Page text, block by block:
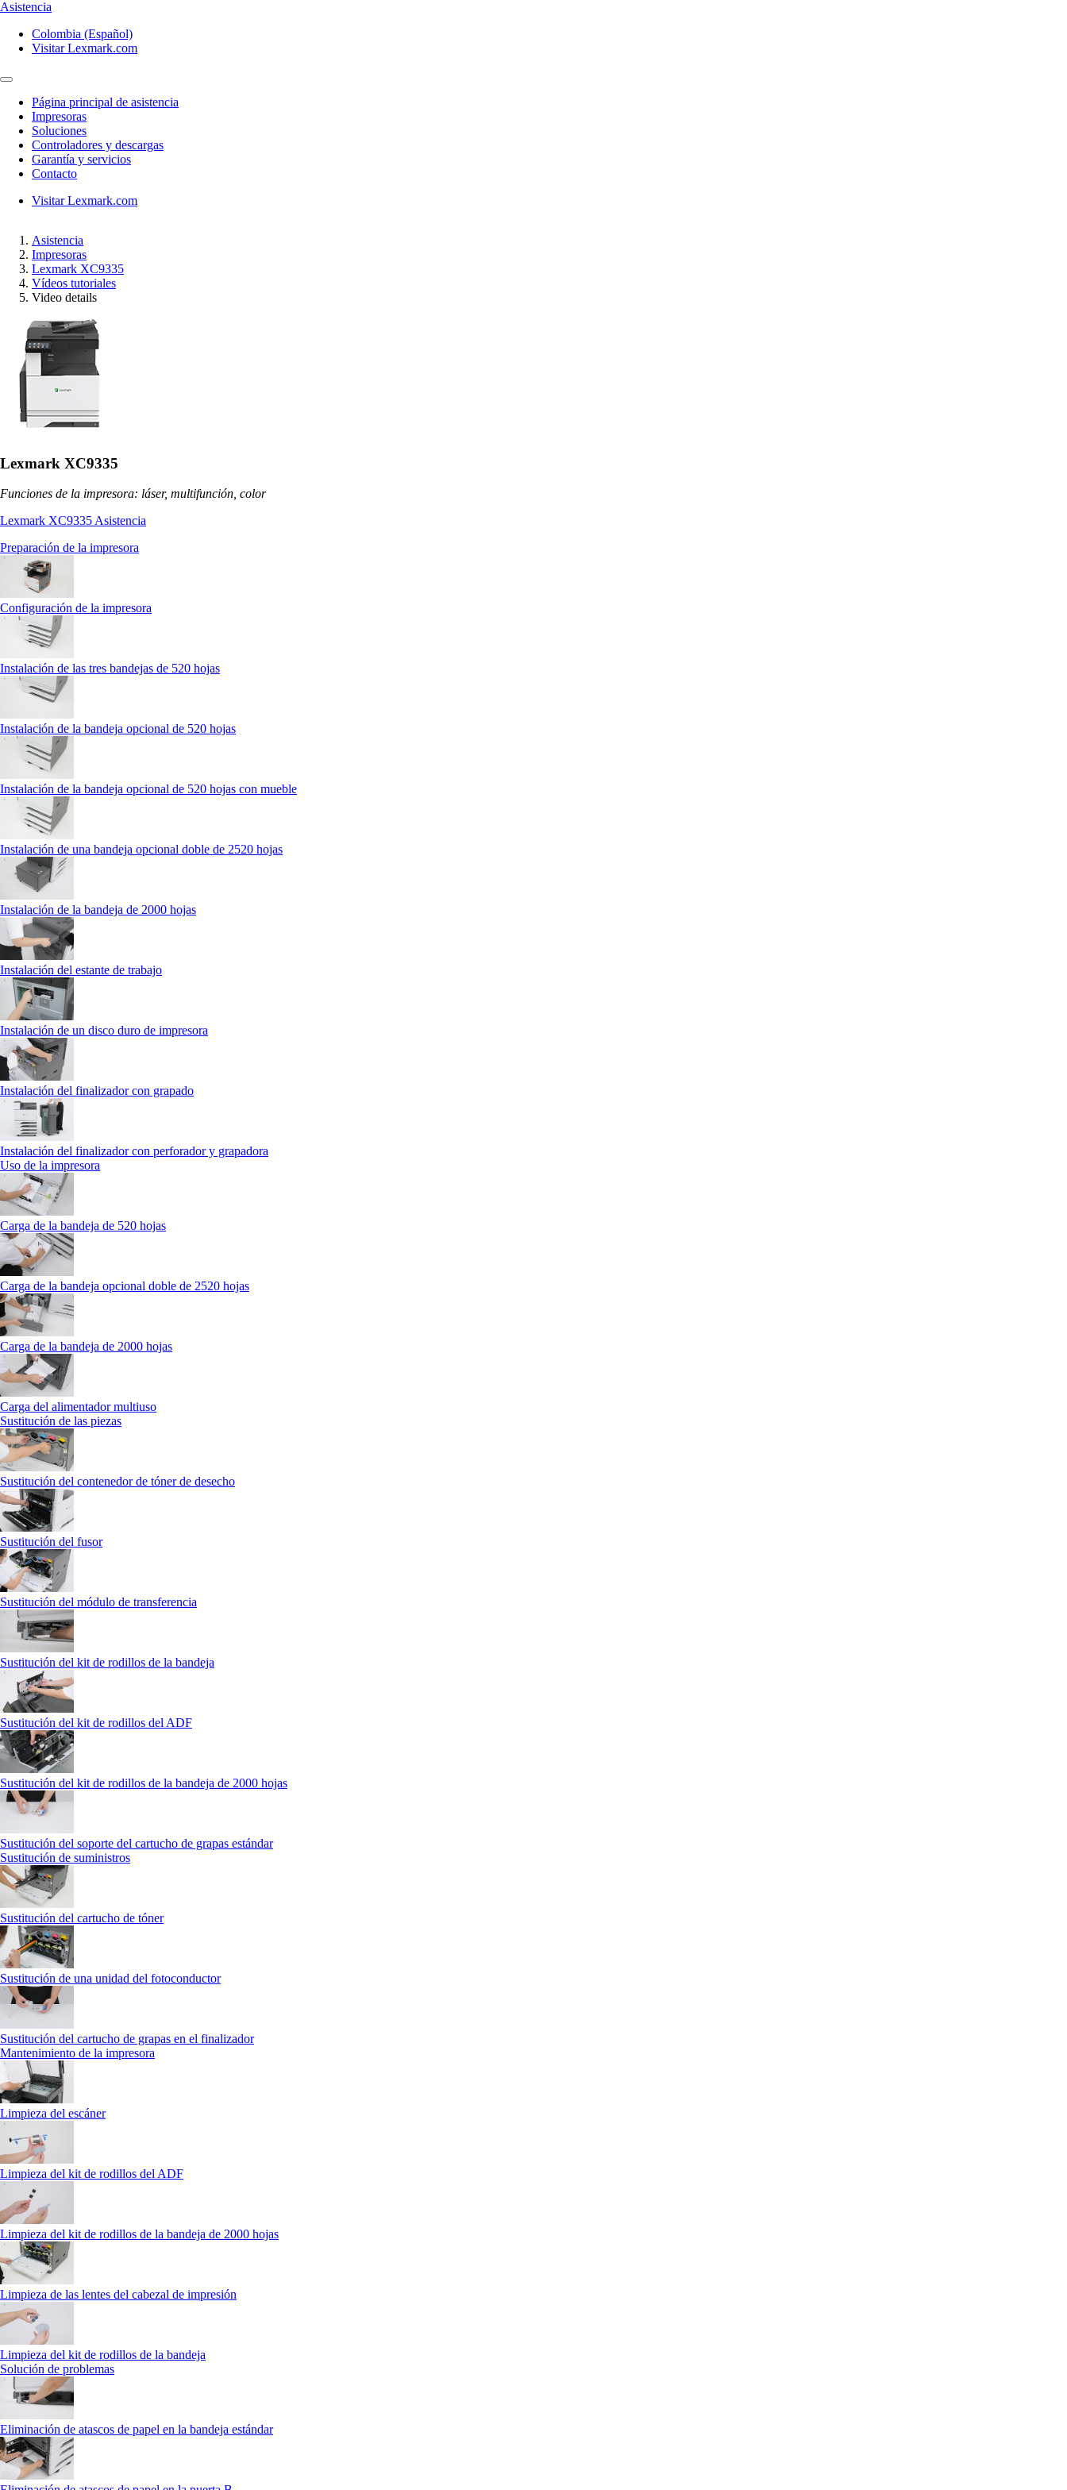
Asistencia
Colombia (Español)
Visitar Lexmark.com
Página principal de asistencia
Impresoras
Soluciones
Controladores y descargas
Garantía y servicios
Contacto
Visitar Lexmark.com
Asistencia
Impresoras
Lexmark XC9335
Vídeos tutoriales
Video details
Lexmark XC9335
Funciones de la impresora: láser, multifunción, color
Lexmark XC9335 Asistencia
Preparación de la impresora
Configuración de la impresora
Instalación de las tres bandejas de 520 hojas
Instalación de la bandeja opcional de 520 hojas
Instalación de la bandeja opcional de 520 hojas con mueble
Instalación de una bandeja opcional doble de 2520 hojas
Instalación de la bandeja de 2000 hojas
Instalación del estante de trabajo
Instalación de un disco duro de impresora
Instalación del finalizador con grapado
Instalación del finalizador con perforador y grapadora
Uso de la impresora
Carga de la bandeja de 520 hojas
Carga de la bandeja opcional doble de 2520 hojas
Carga de la bandeja de 2000 hojas
Carga del alimentador multiuso
Sustitución de las piezas
Sustitución del contenedor de tóner de desecho
Sustitución del fusor
Sustitución del módulo de transferencia
Sustitución del kit de rodillos de la bandeja
Sustitución del kit de rodillos del ADF
Sustitución del kit de rodillos de la bandeja de 2000 hojas
Sustitución del soporte del cartucho de grapas estándar
Sustitución de suministros
Sustitución del cartucho de tóner
Sustitución de una unidad del fotoconductor
Sustitución del cartucho de grapas en el finalizador
Mantenimiento de la impresora
Limpieza del escáner
Limpieza del kit de rodillos del ADF
Limpieza del kit de rodillos de la bandeja de 2000 hojas
Limpieza de las lentes del cabezal de impresión
Limpieza del kit de rodillos de la bandeja
Solución de problemas
Eliminación de atascos de papel en la bandeja estándar